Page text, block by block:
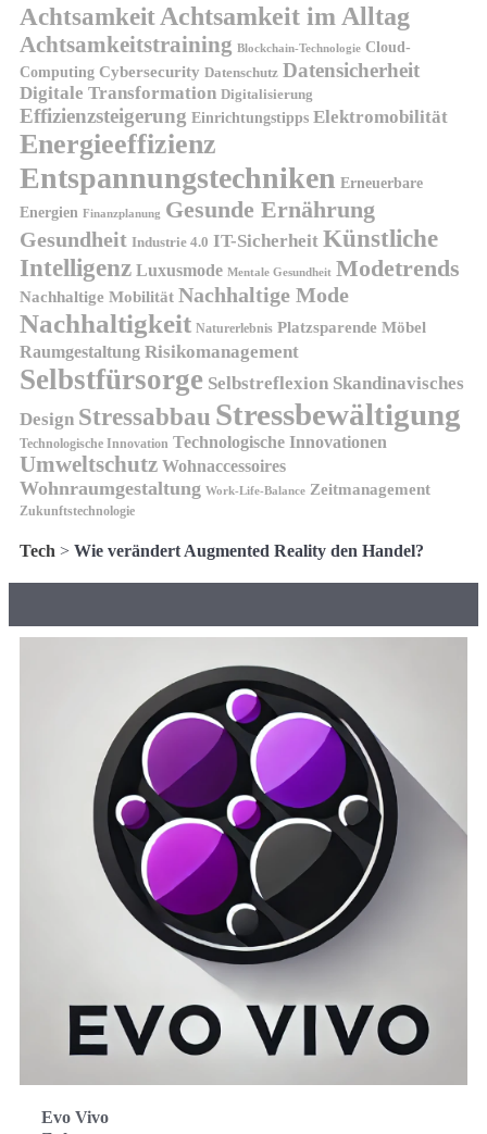
AchtsamkeitAchtsamkeit im Alltag
Achtsamkeitstraining Blockchain-Technologie Cloud-
Computing Cybersecurity Datenschutz Datensicherheit
Digitale Transformation Digitalisierung
Effizienzsteigerung Einrichtungstipps Elektromobilität
Energieeffizienz
Entspannungstechniken Erneuerbare
Energien Finanzplanung Gesunde Ernährung
Gesundheit Industrie 4.0 IT-Sicherheit Künstliche
Intelligenz Luxusmode Mentale Gesundheit Modetrends
Nachhaltige Mobilität Nachhaltige Mode
Nachhaltigkeit Naturerlebnis Platzsparende Möbel
Raumgestaltung Risikomanagement
Selbstfürsorge Selbstreflexion Skandinavisches
Design Stressabbau Stressbewältigung
Technologische Innovation Technologische Innovationen
Umweltschutz Wohnaccessoires
Wohnraumgestaltung Work-Life-Balance Zeitmanagement
Zukunftstechnologie
Tech > Wie verändert Augmented Reality den Handel?
Evo Vivo